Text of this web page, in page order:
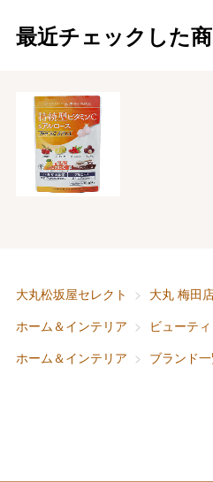
最近チェックした
大丸松坂屋セレクト 大丸 梅田
ホーム＆インテリア
ビューテ
ホーム＆インテリア
ブランド
ベビー＆
お香典
快気祝
お中
敬老